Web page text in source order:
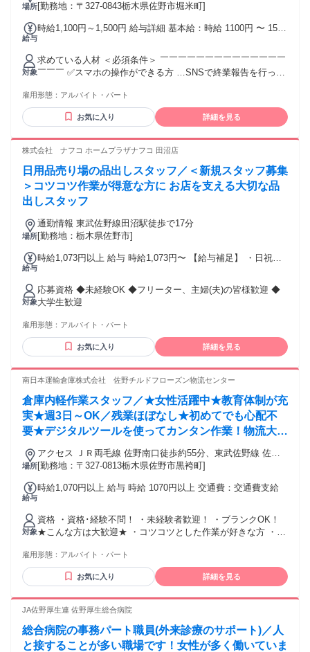
場所[勤務地：〒327-0843栃木県佐野市堀米町]
給与
時給1,100円～1,500円 給与詳細 基本給：時給 1100円 〜 1500
ほど評価UP‼ ✅やっちゃった！失敗しても最速報告で評価
UP‼ ✅各課の社員と一体感のある連携気配りで評価UP‼ ✅評
価実績次第でいつでも時給UP⭐
対象
求めている人材 ＜必須条件＞ ￣￣￣￣￣￣￣￣￣￣￣￣￣￣
￣￣￣ ✅スマホの操作ができる方 …SNSで終業報告を行って
方歓迎】 ￣￣￣￣￣￣￣￣￣￣￣￣￣￣￣￣￣ ◆未経験者採
用 100％ ◆向上心のある方◎ ◆お掃除の好きな方◎ 【こんな
方におすすめ】 ￣￣￣￣￣￣￣￣￣￣￣￣￣￣￣￣￣ ◆未経
ある職場で働きたい ◆イチから丁寧に教えてもらえる環境で
長期で働きたい ◆実力･経験に応じて正しく評価される職場で
働きたい ◆今までの経験をもとにキャリアアップしたい
雇用形態： アルバイト・パート
お気に入り 詳細を見る
株式会社 ナフコ ホームプラザナフコ 田沼店
日用品売り場の品出しスタッフ／＜新規スタッフ募集
＞コツコツ作業が得意な方に お店を支える大切な品
出しスタッフ
場所
通勤情報 東武佐野線田沼駅徒歩で17分
[勤務地：栃木県佐野市]
給与
時給1,073円以上 給与 時給1,073円〜 【給与補足】 ・日祝時
対象
応募資格 ◆未経験OK ◆フリーター、主婦(夫)の皆様歓迎 ◆
大学生歓迎
雇用形態： アルバイト・パート
お気に入り 詳細を見る
南日本運輸倉庫株式会社 佐野チルドフローズン物流センター
倉庫内軽作業スタッフ／★女性活躍中★教育体制が充
実★週3日～OK／残業ほぼなし★初めてでも心配不
要★デジタルツールを使ってカンタン作業！物流大手
企業で倉庫内作業のお仕事♪
場所
アクセス ＪＲ両毛線 佐野南口徒歩約55分、東武佐野線 佐野
南口徒歩約55分、東武佐野線 堀米東口徒歩約58分 「佐野駅」
[勤務地：〒327-0813栃木県佐野市黒袴町]
給与
時給1,070円以上 給与 時給 1070円以上 交通費：交通費支給
対象
資格 ・資格･経験不問！ ・未経験者歓迎！ ・ブランクOK！
★こんな方は大歓迎★ ・コツコツとした作業が好きな方 ・チ
意な方 ・プライベートと両立した仕事を探している方 ・安定
企業で長期活躍したい方 ★こんな方を中心に活躍中★ ・20代
～50代まで幅広く在籍中 ・子育てママ在籍中 ・40代・50代の
雇用形態： アルバイト・パート
お気に入り 詳細を見る
JA佐野厚生連 佐野厚生総合病院
総合病院の事務パート職員(外来診療のサポート)／人
と接することが多い職場です！女性が多く働いていま